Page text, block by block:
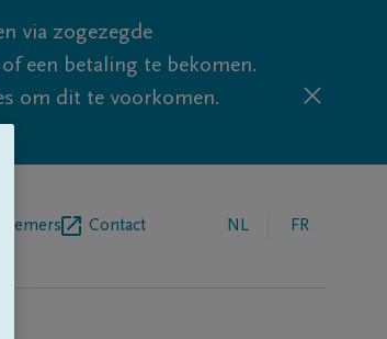
via zogezegde
een betaling te bekomen.
om dit te voorkomen.
Contact NL FR